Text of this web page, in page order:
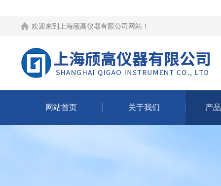
欢迎来到 上海颀高仪器有限公司网站 ！
网站首页 关于我们 产